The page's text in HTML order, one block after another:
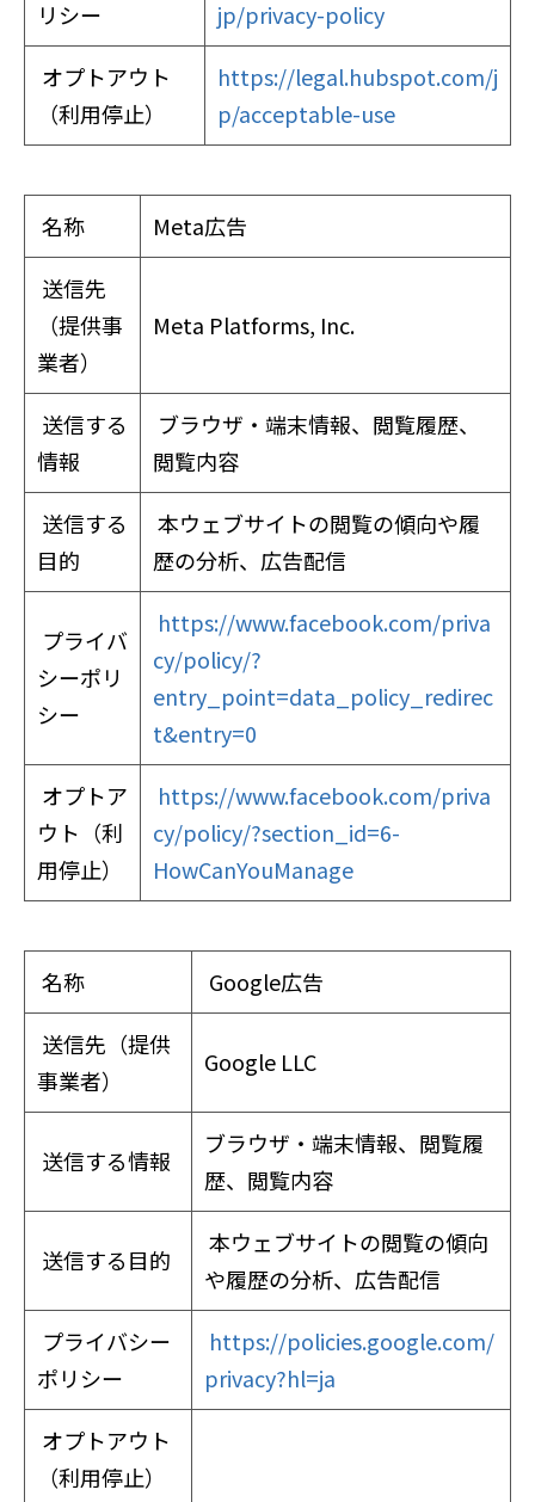
リシー
jp/privacy-policy
オプトアウト
（利用停止）
https://legal.hubspot.com/j
p/acceptable-use
名称
Meta広告
送信先
（提供事
業者）
Meta Platforms, Inc.
送信する
情報
ブラウザ・端末情報、閲覧履歴、
閲覧内容
送信する
目的
本ウェブサイトの閲覧の傾向や履
歴の分析、広告配信
プライバ
シーポリ
シー
https://www.facebook.com/priva
cy/policy/?
entry_point=data_policy_redirec
t&entry=0
オプトア
ウト（利
用停止）
https://www.facebook.com/priva
cy/policy/?section_id=6-
HowCanYouManage
名称
Google広告
送信先（提供
事業者）
Google LLC
送信する情報
ブラウザ・端末情報、閲覧履
歴、閲覧内容
送信する目的
本ウェブサイトの閲覧の傾向
や履歴の分析、広告配信
プライバシー
ポリシー
https://policies.google.com/
privacy?hl=ja
オプトアウト
（利用停止）